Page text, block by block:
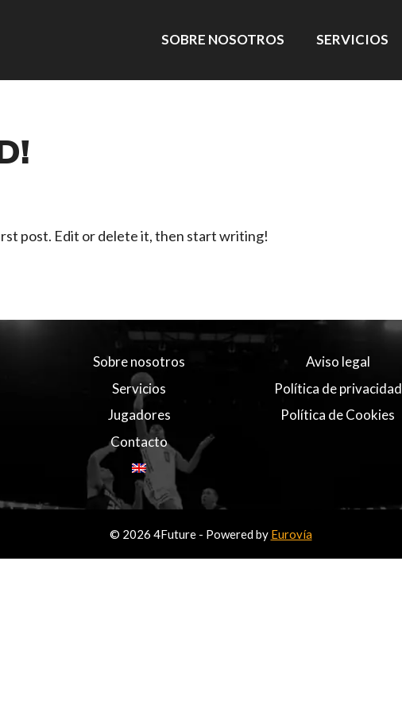
SOBRE NOSOTROS SERVICIOS
post. Edit or delete it, then start writing!
Sobre nosotros
Servicios
Jugadores
Contacto
Aviso legal
Política de privacidad
Política de Cookies
© 2026 4Future - Powered by Eurovía